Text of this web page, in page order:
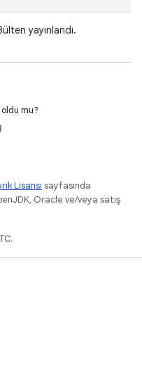
yayınlandı.
oldu mu?
Lisansı sayfasında
Oracle ve/veya satış